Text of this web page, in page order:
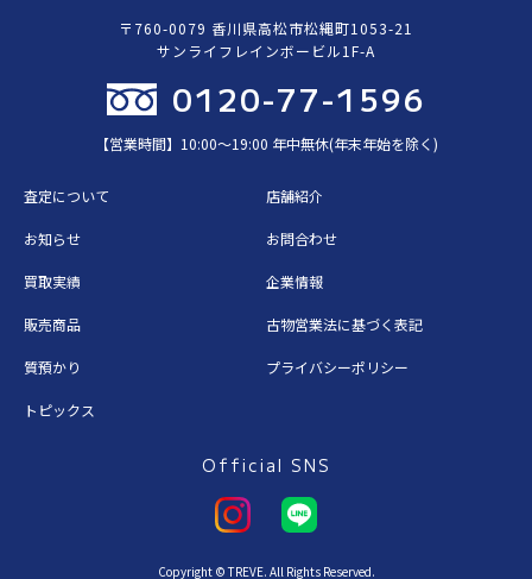
〒760-0079 香川県高松市松縄町1053-21
サンライフレインボービル1F-A
0120-77-1596
【営業時間】10:00〜19:00 年中無休(年末年始を除く)
査定について 店舗紹介
お知らせ お問合わせ
買取実績 企業情報
販売商品 古物営業法に基づく表記
質預かり プライバシーポリシー
トピックス
Official SNS
Copyright © TREVE. All Rights Reserved.